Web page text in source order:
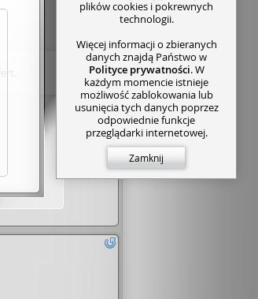
plików cookies i pokrewnych
technologii.
Więcej informacji o zbieranych
danych znajdą Państwo w
Polityce prywatności. W
każdym momencie istnieje
możliwość zablokowania lub
usunięcia tych danych poprzez
odpowiednie funkcje
przeglądarki internetowej.
Zamknij